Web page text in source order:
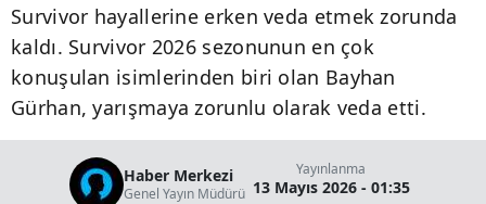
Survivor hayallerine erken veda etmek zorunda
kaldı. Survivor 2026 sezonunun en çok
konuşulan isimlerinden biri olan Bayhan
Gürhan, yarışmaya zorunlu olarak veda etti.
Haber Merkezi
Genel Yayın Müdürü
Yayınlanma
13 Mayıs 2026 - 01:35